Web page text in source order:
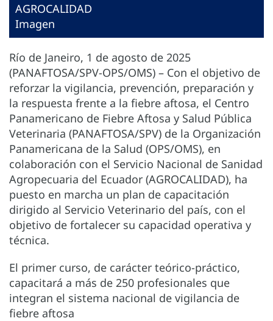
AGROCALIDAD
Imagen
Río de Janeiro, 1 de agosto de 2025
(PANAFTOSA/SPV-OPS/OMS) – Con el objetivo de
reforzar la vigilancia, prevención, preparación y
la respuesta frente a la fiebre aftosa, el Centro
Panamericano de Fiebre Aftosa y Salud Pública
Veterinaria (PANAFTOSA/SPV) de la Organización
Panamericana de la Salud (OPS/OMS), en
colaboración con el Servicio Nacional de Sanidad
Agropecuaria del Ecuador (AGROCALIDAD), ha
puesto en marcha un plan de capacitación
dirigido al Servicio Veterinario del país, con el
objetivo de fortalecer su capacidad operativa y
técnica.
El primer curso, de carácter teórico-práctico,
capacitará a más de 250 profesionales que
integran el sistema nacional de vigilancia de
fiebre aftosa